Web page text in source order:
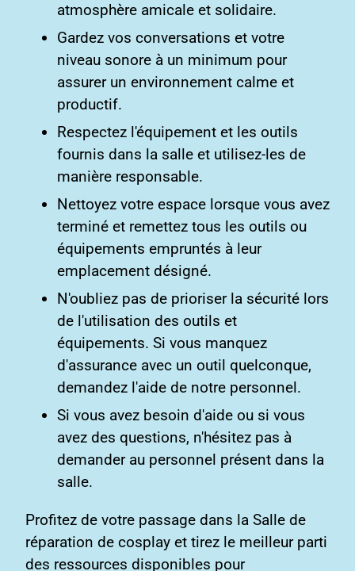
atmosphère amicale et solidaire.
Gardez vos conversations et votre
niveau sonore à un minimum pour
assurer un environnement calme et
productif.
Respectez l'équipement et les outils
fournis dans la salle et utilisez-les de
manière responsable.
Nettoyez votre espace lorsque vous avez
terminé et remettez tous les outils ou
équipements empruntés à leur
emplacement désigné.
N'oubliez pas de prioriser la sécurité lors
de l'utilisation des outils et
équipements. Si vous manquez
d'assurance avec un outil quelconque,
demandez l'aide de notre personnel.
Si vous avez besoin d'aide ou si vous
avez des questions, n'hésitez pas à
demander au personnel présent dans la
salle.
Profitez de votre passage dans la Salle de
réparation de cosplay et tirez le meilleur parti
des ressources disponibles pour